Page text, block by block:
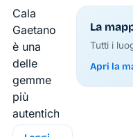
Cala
Gaetano
è una
delle
gemme
più
autentiche
dell’isola
La
Tutti i
Apri la